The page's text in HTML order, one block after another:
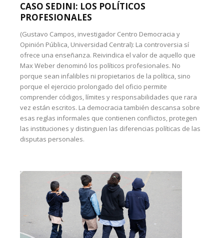
CASO SEDINI: LOS POLÍTICOS
PROFESIONALES
(Gustavo Campos, investigador Centro Democracia y
Opinión Pública, Universidad Central): La controversia sí
ofrece una enseñanza. Reivindica el valor de aquello que
Max Weber denominó los políticos profesionales. No
porque sean infalibles ni propietarios de la política, sino
porque el ejercicio prolongado del oficio permite
comprender códigos, límites y responsabilidades que rara
vez están escritos. La democracia también descansa sobre
esas reglas informales que contienen conflictos, protegen
las instituciones y distinguen las diferencias políticas de las
disputas personales.